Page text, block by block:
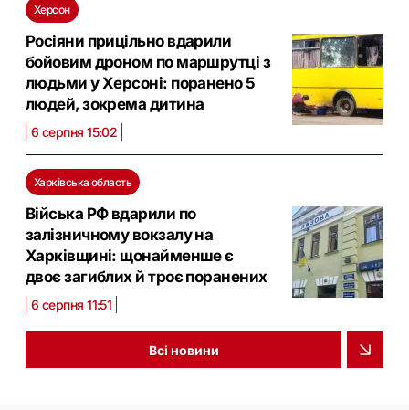
Херсон
Росіяни прицільно вдарили
бойовим дроном по маршрутці з
людьми у Херсоні: поранено 5
людей, зокрема дитина
6 серпня 15:02
Харківська область
Війська РФ вдарили по
залізничному вокзалу на
Харківщині: щонайменше є
двоє загиблих й троє поранених
6 серпня 11:51
Всі новини